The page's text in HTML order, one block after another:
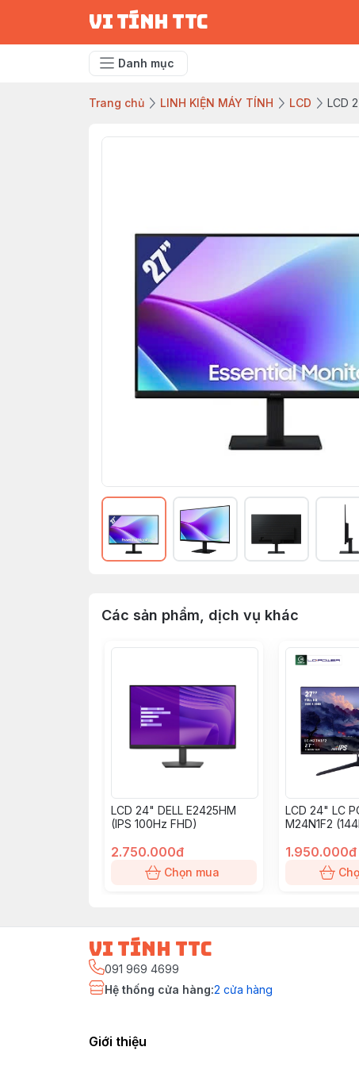
vi tính ttc
Danh mục
Trang chủ LINH KIỆN MÁY TÍNH LCD LCD
Các sản phẩm, dịch vụ khác
LCD 24" DELL E2425HM
(IPS 100Hz FHD)
2.750.000đ
Chọn mua
LCD 24" LC
M24N1F2
1.950.000đ
vi tính ttc
091 969 4699
Hệ thống cửa hàng:2 cửa hàng
Giới thiệu